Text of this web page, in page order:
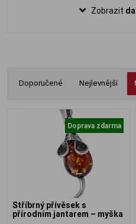
šperkZobrazit
Doporučené Nejlevnější
Doprava zdarma
Stříbrný přívěsek s
přírodním jantarem – myška